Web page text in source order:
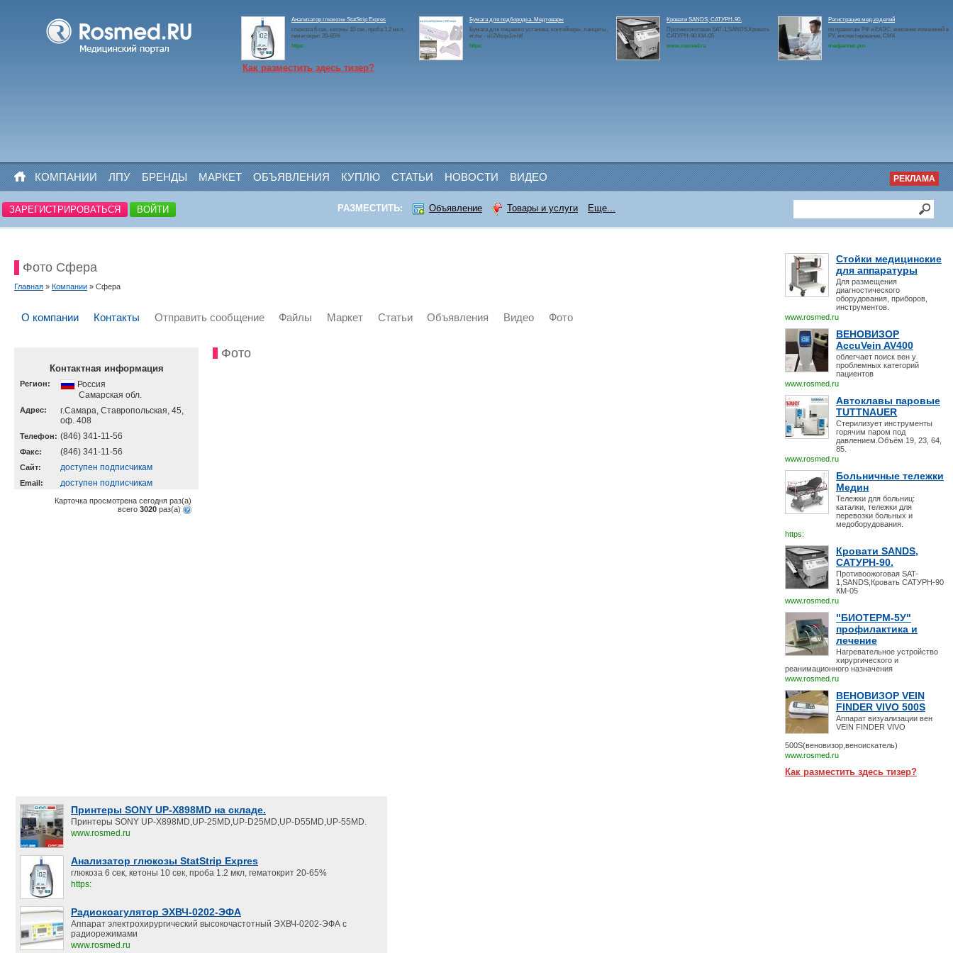
Анализатор глюкозы StatStrip Expres
глюкоза 6 сек, кетоны 10 сек, проба 1.2 мкл,
гематокрит 20-65%
https:
Бумага для подбородка. Медтовары
Бумага для лицевого установа, контейнеры, ланцеты,
иглы - id:2Vtzqx1mhtf
https:
Кровати SANDS, САТУРН-90.
Противоожоговая SAT-1,SANDS,Кровать
САТУРН-90 КМ-05
www.rosmed.ru
Регистрация мед.изделий
по правилам РФ и ЕАЭС, внесение изменений в
РУ, инспектирование, СМК
medpartner.pro
Как разместить здесь тизер?
КОМПАНИИ ЛПУ БРЕНДЫ МАРКЕТ ОБЪЯВЛЕНИЯ КУПЛЮ СТАТЬИ НОВОСТИ ВИДЕО РЕКЛАМА
ЗАРЕГИСТРИРОВАТЬСЯ ВОЙТИ РАЗМЕСТИТЬ: Объявление Товары и услуги Еще...
Стойки медицинские
для аппаратуры
Для размещения
диагностического
оборудования, приборов,
инструментов.
www.rosmed.ru
ВЕНОВИЗОР
AccuVein AV400
облегчает поиск вен у
проблемных категорий
пациентов
www.rosmed.ru
Автоклавы паровые
TUTTNAUER
Стерилизует инструменты
горячим паром под
давлением.Объём 19, 23, 64,
85.
www.rosmed.ru
Больничные тележки
Медин
Тележки для больниц:
каталки, тележки для
перевозки больных и
медоборудования.
https:
Кровати SANDS,
САТУРН-90.
Противоожоговая SAT-
1,SANDS,Кровать САТУРН-90
КМ-05
www.rosmed.ru
"БИОТЕРМ-5У"
профилактика и
лечение
Нагревательное устройство
хирургического и
реанимационного назначения
www.rosmed.ru
ВЕНОВИЗОР VEIN
FINDER VIVO 500S
Аппарат визуализации вен
VEIN FINDER VIVO
500S(веновизор,веноискатель)
www.rosmed.ru
Как разместить здесь тизер?
Фото Сфера
Главная » Компании » Сфера
О компании Контакты Отправить сообщение Файлы Маркет Статьи Объявления Видео Фото
Контактная информация
Регион:
Россия
Самарская обл.
Адрес:
г.Самара, Ставропольская, 45,
оф. 408
Телефон: (846) 341-11-56
Факс: (846) 341-11-56
Cайт: доступен подписчикам
Email: доступен подписчикам
Карточка просмотрена сегодня раз(a)
всего 3020 раз(a)
Фото
Принтеры SONY UP-X898MD на складе.
Принтеры SONY UP-X898MD,UP-25MD,UP-D25MD,UP-D55MD,UP-55MD.
www.rosmed.ru
Анализатор глюкозы StatStrip Expres
глюкоза 6 сек, кетоны 10 сек, проба 1.2 мкл, гематокрит 20-65%
https:
Радиокоагулятор ЭХВЧ-0202-ЭФА
Аппарат электрохирургический высокочастотный ЭХВЧ-0202-ЭФА с
радиорежимами
www.rosmed.ru